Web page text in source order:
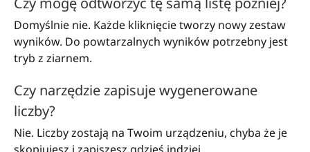
Domyślnie nie. Każde kliknięcie tworzy nowy zestaw
wyników. Do powtarzalnych wyników potrzebny jest
tryb z ziarnem.
Czy narzędzie zapisuje wygenerowane
liczby?
Nie. Liczby zostają na Twoim urządzeniu, chyba że je